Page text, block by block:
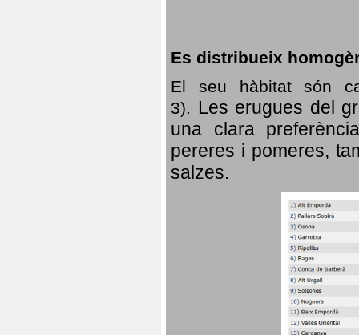
Es distribueix
El seu hàbitat són
3). Les erugues del
una clara
pereres i pomeres,
salzes.